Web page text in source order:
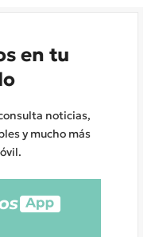
en tu
noticias,
y mucho más